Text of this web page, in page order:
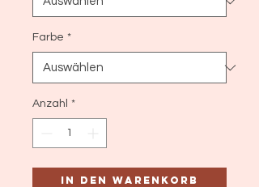
Farbe *
Anzahl *
In den Warenkorb